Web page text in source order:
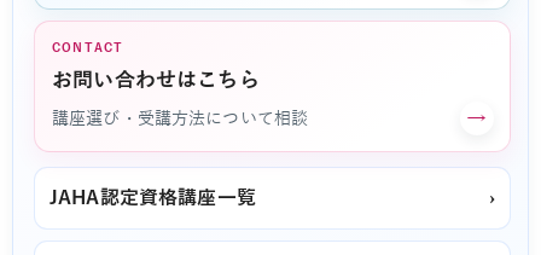
CONTACT
お問い合わせはこちら
講座選び・受講方法について相談 →
JAHA認定資格講座一覧 ›